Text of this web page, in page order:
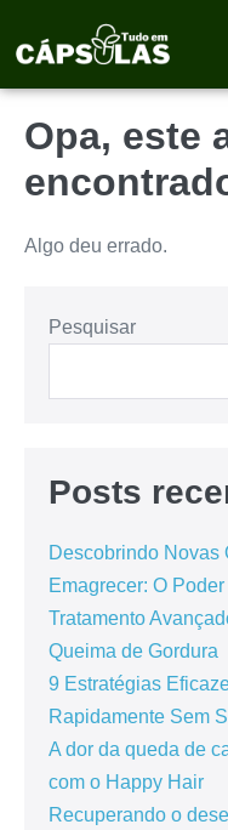
Opa, este
Algo deu errado.
Pesquisar
Posts
Descobrindo Novas
Emagrecer: O
Tratamento
Queima de Gordura
9 Estratégias
Rapidamente Sem
A dor da queda de
com o Happy Hair
Recuperando o